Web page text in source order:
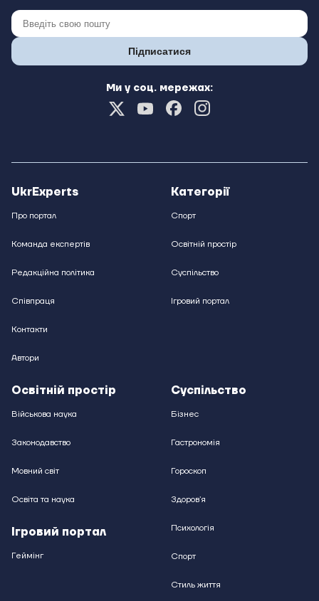
Підписатися
Ми у соц. мережах:
UkrExperts
Про портал
Команда експертів
Редакційна політика
Співпраця
Контакти
Автори
Категорії
Спорт
Освітній простір
Суспільство
Ігровий портал
Освітній простір
Військова наука
Законодавство
Мовний світ
Освіта та наука
Ігровий портал
Геймінг
Суспільство
Бізнес
Гастрономія
Гороскоп
Здоровʼя
Психологія
Спорт
Стиль життя